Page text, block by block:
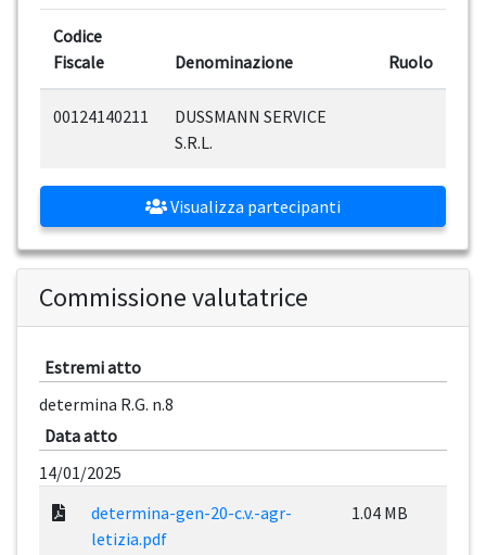
Codice
Fiscale
Denominazione Ruolo
00124140211
DUSSMANN SERVICE
S.R.L.
Visualizza partecipanti
Commissione valutatrice
Estremi atto
determina R.G. n.8
Data atto
14/01/2025
determina-gen-20-c.v.-agr-
letizia.pdf
1.04 MB